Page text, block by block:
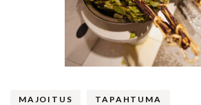
MAJOITUS TAPAHTUMA